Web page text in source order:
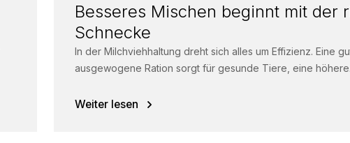
Besseres Mischen beginnt mit der
Schnecke
In der Milchviehhaltung dreht sich alles um Effizienz. Eine
ausgewogene Ration sorgt für gesunde Tiere, eine höhere
Weiter lesen